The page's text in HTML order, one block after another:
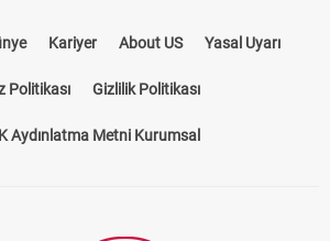
Kariyer About US Yasal Uyarı
Politikası Gizlilik Politikası
Aydınlatma Metni Kurumsal